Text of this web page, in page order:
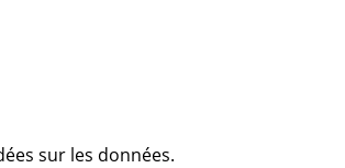
sur les données.